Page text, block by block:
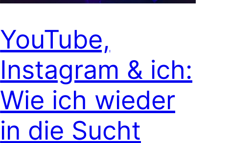
YouTube,
Instagram & ich:
Wie ich wieder
in die Sucht